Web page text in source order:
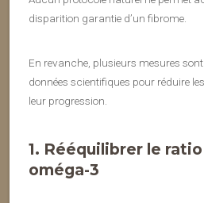
disparition garantie d’un fibrome.
En revanche, plusieurs mesures
données scientifiques pour réduire
leur progression.
1. Rééquilibrer le
oméga-3